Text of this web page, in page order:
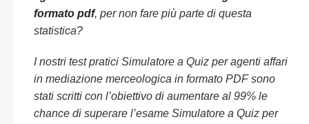
formato pdf, per non fare più parte di questa
statistica?
I nostri test pratici Simulatore a Quiz per agenti affari
in mediazione merceologica in formato PDF sono
stati scritti con l’obiettivo di aumentare al 99% le
chance di superare l’esame Simulatore a Quiz per